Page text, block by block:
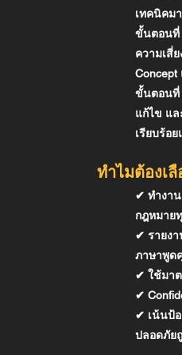
เทคนิคม
ขั้นตอนที่
ความเสี่
ขั้นตอนที่
แก้ไข แล
เรียบร้อ
ทำไมต้องเลื
✔ ทำงาน
กฎหมาย
✔ รายงา
ภาษาพูด
✔ ใช้มาต
✔
✔ เน้นป้อ
ปลอดภัย